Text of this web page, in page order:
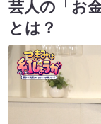
芸人の「お
とは？